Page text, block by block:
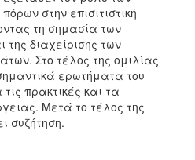
στην επισιτιστική
τη σημασία των
της διαχείρισης των
Στο τέλος της ομιλίας
ερωτήματα του
πρακτικές και τα
Μετά το τέλος της
συζήτηση.